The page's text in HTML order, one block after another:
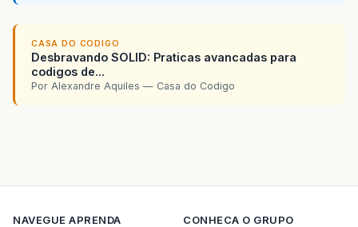
CASA DO CODIGO
Desbravando SOLID: Praticas avancadas para
codigos de...
Por Alexandre Aquiles — Casa do Codigo
NAVEGUE APRENDA
CONHECA O GRUPO